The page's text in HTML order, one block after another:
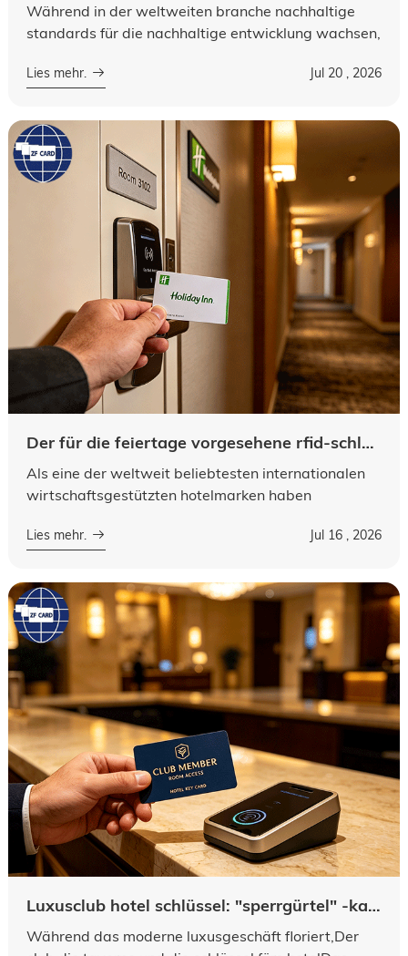
Während in der weltweiten branche nachhaltige
standards für die nachhaltige entwicklung wachsen,
einwegplastik zur verfügung gestel...
Lies mehr. Jul 20 , 2026
Der für die feiertage vorgesehene rfid-schlüsselkarte wird im großhandel maßgeschneidert
Als eine der weltweit beliebtesten internationalen
wirtschaftsgestützten hotelmarken haben
einheitliches, hochgarantiertes eingangssy...
Lies mehr. Jul 16 , 2026
Luxusclub hotel schlüssel: "sperrgürtel" -karte, auf der ein "sperrgürtel" -pvc, "knips fikonkret" luftkanone "vom hersteller der schlüsselkarte für hotels auszudrucken ist
Während das moderne luxusgeschäft floriert,Der